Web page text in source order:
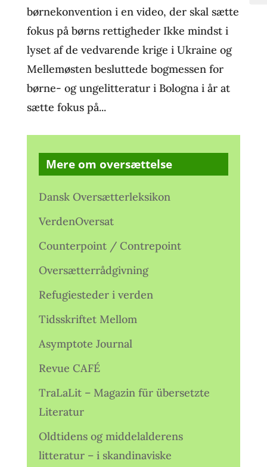
børnekonvention i en video, der skal sætte
fokus på børns rettigheder Ikke mindst i
lyset af de vedvarende krige i Ukraine og
Mellemøsten besluttede bogmessen for
børne- og ungelitteratur i Bologna i år at
sætte fokus på...
Mere om oversættelse
Dansk Oversætterleksikon
VerdenOversat
Counterpoint / Contrepoint
Oversætterrådgivning
Refugiesteder i verden
Tidsskriftet Mellom
Asymptote Journal
Revue CAFÉ
TraLaLit – Magazin für übersetzte
Literatur
Oldtidens og middelalderens
litteratur – i skandinaviske